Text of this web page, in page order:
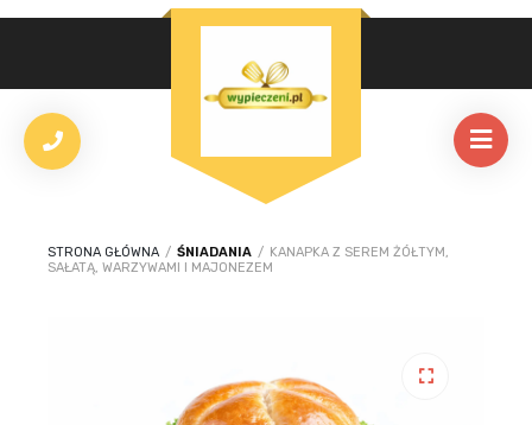
STRONA GŁÓWNA / ŚNIADANIA / KANAPKA Z SEREM ŻÓŁTYM,
SAŁATĄ, WARZYWAMI I MAJONEZEM